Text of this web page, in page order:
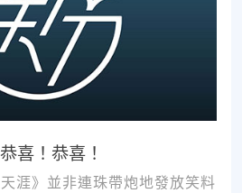
喜！恭喜！
涯》並非連珠帶炮地發放笑料